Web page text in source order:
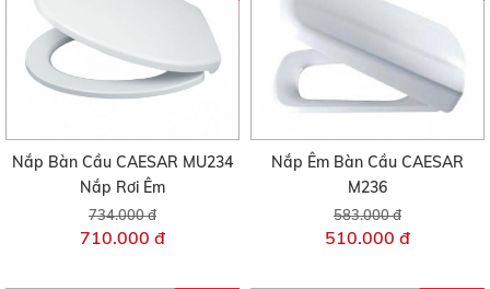
Nắp Bàn Cầu CAESAR MU234
Nắp Rơi Êm
734.000 đ
710.000 đ
Nắp Êm Bàn Cầu CAESAR
M236
583.000 đ
510.000 đ